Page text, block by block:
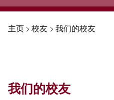
主页> 校友 > 我们的校友
我们的校友